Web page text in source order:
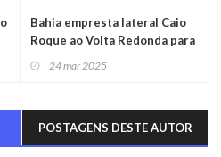
Bahia empresta lateral Caio
Roque ao Volta Redonda para
24 mar 2025
POSTAGENS DESTE AUTOR